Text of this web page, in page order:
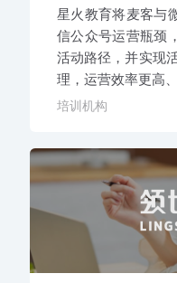
星火教育将麦客与
信公众号运营瓶颈
活动路径，并实现
理，运营效率更高
培训机构